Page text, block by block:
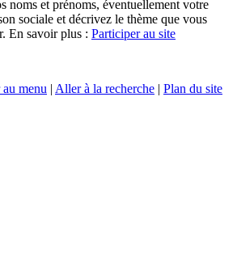
noms et prénoms, éventuellement votre
sociale et décrivez le thème que vous
En savoir plus : Participer au site
menu | Aller à la recherche | Plan du site